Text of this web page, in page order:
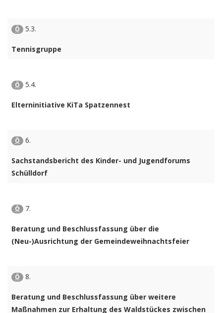
Ö 5.3.
Tennisgruppe
Ö 5.4.
Elterninitiative KiTa Spatzennest
Ö 6.
Sachstandsbericht des Kinder- und Jugendforums
Schülldorf
Ö 7.
Beratung und Beschlussfassung über die
(Neu-)Ausrichtung der Gemeindeweihnachtsfeier
Ö 8.
Beratung und Beschlussfassung über weitere
Maßnahmen zur Erhaltung des Waldstückes zwischen